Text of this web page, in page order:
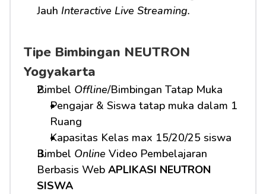
Jauh Interactive Live Streaming.
Tipe Bimbingan NEUTRON
Yogyakarta
Bimbel Offline/Bimbingan Tatap Muka
Pengajar & Siswa tatap muka dalam 1
Ruang
Kapasitas Kelas max 15/20/25 siswa
Bimbel Online Video Pembelajaran
Berbasis Web APLIKASI NEUTRON
SISWA